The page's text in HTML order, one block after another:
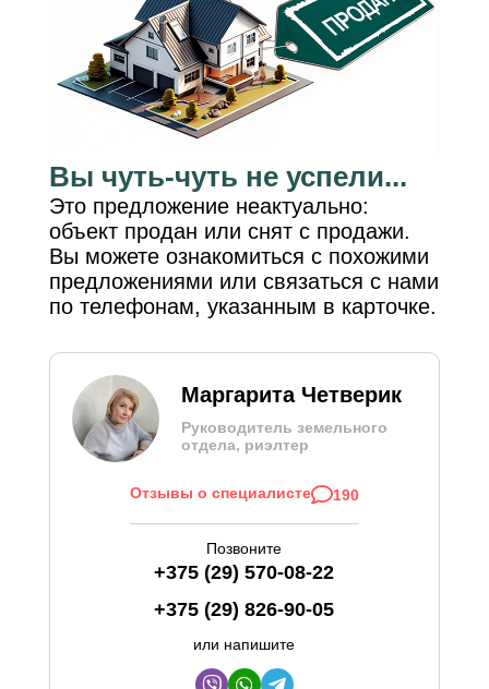
Вы чуть-чуть не успели...
Это предложение неактуально:
объект продан или снят с продажи.
Вы можете ознакомиться с похожими
предложениями или связаться с нами
по телефонам, указанным в карточке.
Маргарита Четверик
Руководитель земельного
отдела, риэлтер
Отзывы о специалисте 190
Позвоните
+375 (29) 570-08-22
+375 (29) 826-90-05
или напишите